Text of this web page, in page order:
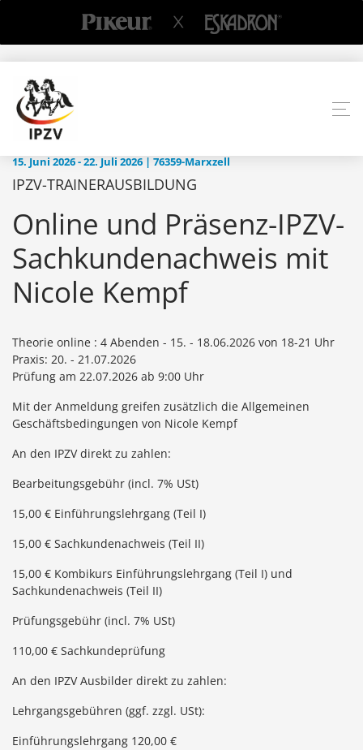
15. Juni 2026 - 22. Juli 2026 | 76359-Marxzell
IPZV-TRAINERAUSBILDUNG
Online und Präsenz-IPZV-
Sachkundenachweis mit
Nicole Kempf
Theorie online : 4 Abenden - 15. - 18.06.2026 von 18-21 Uhr
Praxis: 20. - 21.07.2026
Prüfung am 22.07.2026 ab 9:00 Uhr
Mit der Anmeldung greifen zusätzlich die Allgemeinen
Geschäftsbedingungen von Nicole Kempf
An den IPZV direkt zu zahlen:
Bearbeitungsgebühr (incl. 7% USt)
15,00 € Einführungslehrgang (Teil I)
15,00 € Sachkundenachweis (Teil II)
15,00 € Kombikurs Einführungslehrgang (Teil I) und
Sachkundenachweis (Teil II)
Prüfungsgebühr (incl. 7% USt)
110,00 € Sachkundeprüfung
An den IPZV Ausbilder direkt zu zahlen:
Lehrgangsgebühren (ggf. zzgl. USt):
Einführungslehrgang 120,00 €